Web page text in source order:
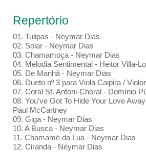
Repertório
01. Tulipas - Neymar Dias
02. Solar - Neymar Dias
03. Chamamoça - Neymar Dias
04. Melodia Sentimental - Heitor Villa-
05. De Manhã - Neymar Dias
06. Dueto nº 3 para Viola Caipira /
07. Coral St. Antoni-Choral - Domínio
08. You’ve Got To Hide Your Love
Paul McCartney
09. Giga - Neymar Dias
10. A Busca - Neymar Dias
11. Chamamé da Lua - Neymar Dias
12. Ciranda - Neymar Dias